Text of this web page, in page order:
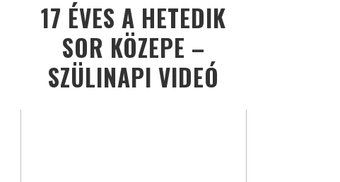
17 ÉVES A HETEDIK
SOR KÖZEPE –
SZÜLINAPI VIDEÓ